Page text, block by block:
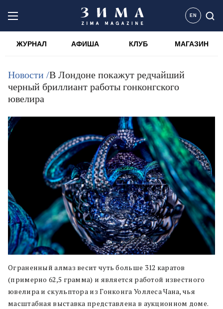
EN
ЖУРНАЛ АФИША КЛУБ МАГАЗИН
Новости /В Лондоне покажут редчайший
черный бриллиант работы гонконгского
ювелира
Ограненный алмаз весит чуть больше 312 каратов
(примерно 62,5 грамма) и является работой известного
ювелира и скульптора из Гонконга Уоллеса Чана, чья
масштабная выставка представлена в аукционном доме.